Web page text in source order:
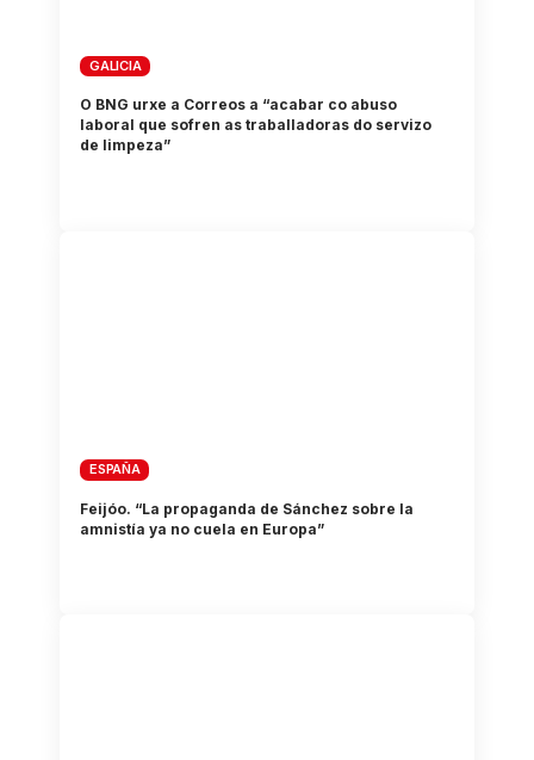
GALICIA
O BNG urxe a Correos a “acabar co abuso
laboral que sofren as traballadoras do servizo
de limpeza”
ESPAÑA
Feijóo. “La propaganda de Sánchez sobre la
amnistía ya no cuela en Europa”